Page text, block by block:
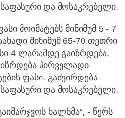
საფასური და მოსაკრებელი.
მოიმატებს მინიმუმ 5 - 7
მინიმუმ 65-70 თეთრი
4 ლარამდე გაიზრდება,
პირველადი
ფასი. გაძვირდება
საფასური და მოსაკრებელი.
ხალხმა“, - წერს